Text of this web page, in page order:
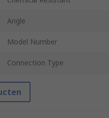
Angle
Model Number
Connection Type